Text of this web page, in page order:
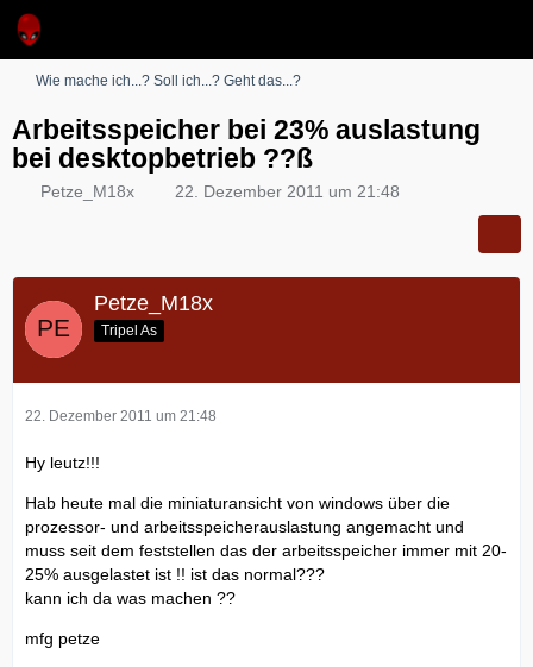
Wie mache ich...? Soll ich...? Geht das...?
Arbeitsspeicher bei 23% auslastung
bei desktopbetrieb ??ß
Petze_M18x 22. Dezember 2011 um 21:48
Petze_M18x
Tripel As
22. Dezember 2011 um 21:48
Hy leutz!!!
Hab heute mal die miniaturansicht von windows über die
prozessor- und arbeitsspeicherauslastung angemacht und
muss seit dem feststellen das der arbeitsspeicher immer mit 20-
25% ausgelastet ist !! ist das normal???
kann ich da was machen ??
mfg petze